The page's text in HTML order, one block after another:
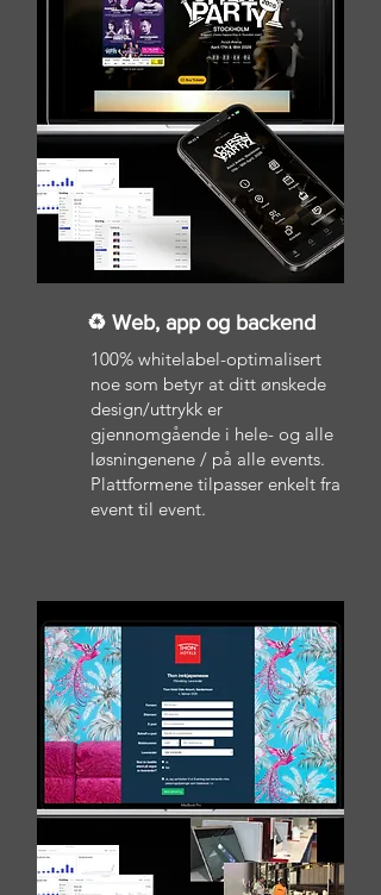
♻ Web, app og backend
100% whitelabel-optimalisert
noe som betyr at ditt ønskede
design/uttrykk er
gjennomgående i hele- og alle
løsningenene / på alle events.
Plattformene tilpasser enkelt fra
event til event.